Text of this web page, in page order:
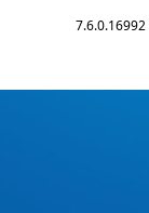
7.6.0.16992